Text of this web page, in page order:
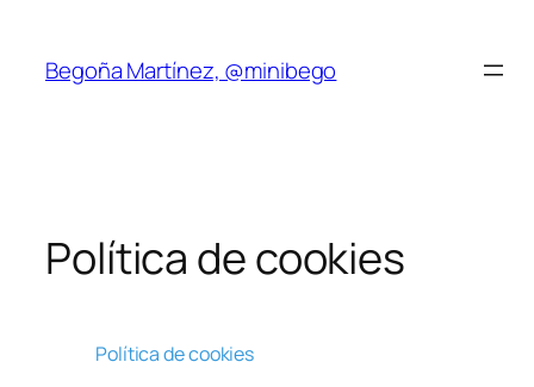
contenido
Begoña Martínez, @minibego
Política de cookies
Política de cookies